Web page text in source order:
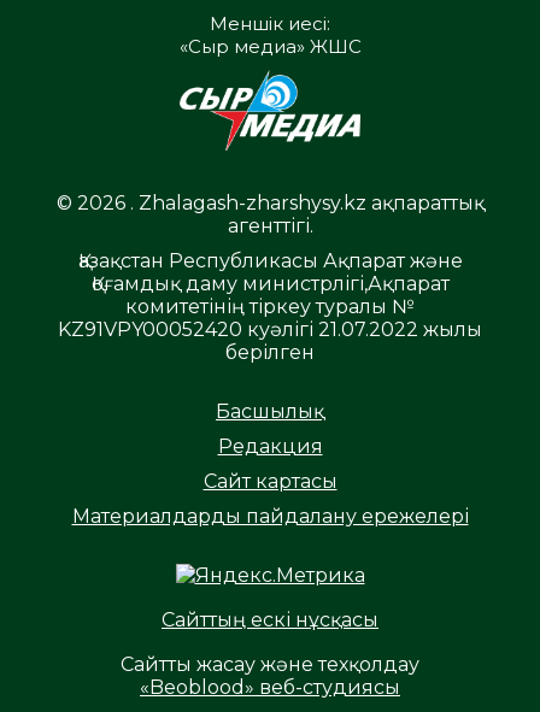
Меншік иесі:
«Сыр медиа» ЖШС
© 2026 . Zhalagash-zharshysy.kz ақпараттық
агенттігі.
Қазақстан Республикасы Ақпарат және
Қоғамдық даму министрлігі,Ақпарат
комитетінің тіркеу туралы №
KZ91VPY00052420 куәлігі 21.07.2022 жылы
берілген
Басшылық
Редакция
Сайт картасы
Материалдарды пайдалану ережелері
Сайттың ескі нұсқасы
Сайтты жасау және техқолдау
«Beoblood» веб-студиясы